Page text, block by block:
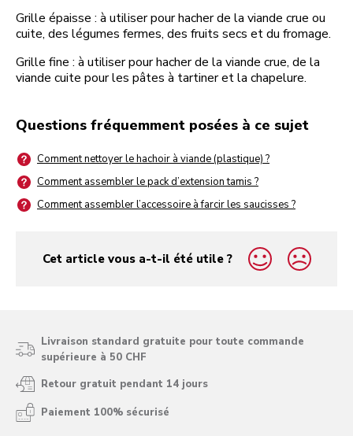
Grille épaisse : à utiliser pour hacher de la viande crue ou
cuite, des légumes fermes, des fruits secs et du fromage.
Grille fine : à utiliser pour hacher de la viande crue, de la
viande cuite pour les pâtes à tartiner et la chapelure.
Questions fréquemment posées à ce sujet
Comment nettoyer le hachoir à viande (plastique) ?
Comment assembler le pack d’extension tamis ?
Comment assembler l’accessoire à farcir les saucisses ?
Cet article vous a-t-il été utile ?
yes
no
Livraison standard gratuite pour toute commande
supérieure à 50 CHF
Retour gratuit pendant 14 jours
Paiement 100% sécurisé